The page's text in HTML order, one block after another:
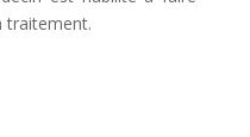
traitement.